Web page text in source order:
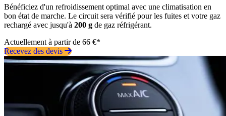
Bénéficiez d'un refroidissement optimal avec une climatisation en
bon état de marche. Le circuit sera vérifié pour les fuites et votre gaz
rechargé avec jusqu'à 200 g de gaz réfrigérant.
Actuellement à partir de 66 €*
Recevez des devis